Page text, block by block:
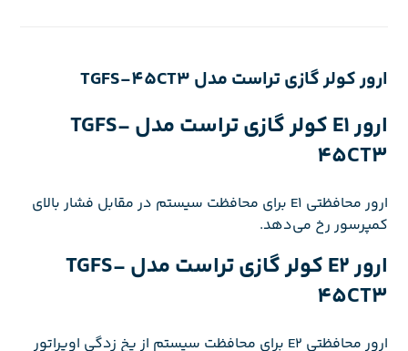
ارور کولر گازی تراست مدل TGFS-45CT3
ارور E1 کولر گازی تراست مدل TGFS-
45CT3
ارور محافظتی E1 برای محافظت سیستم در مقابل فشار بالای
کمپرسور رخ می‌دهد.
ارور E2 کولر گازی تراست مدل TGFS-
45CT3
ارور محافظتی E2 برای محافظت سیستم از یخ زدگی اوپراتور